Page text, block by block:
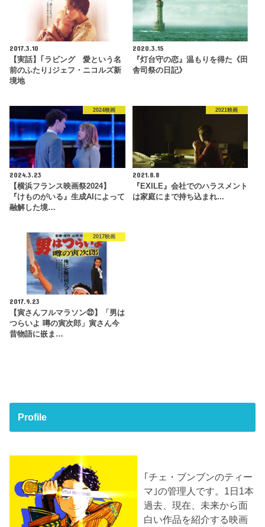
2017.3.10
【実話】｢ラビング 愛という名
前のふたり｣ジェフ・ニコルズ新
境地
2020.3.15
『灯台守の恋』温もりを得た《田
舎司祭の日記》
2024映画
2024.3.23
【横浜フランス映画祭2024】
『けものがいる』生成AIによって
融解した境…
2021映画
2021.8.8
『EXILE』会社でのハラスメント
は家庭にまで持ち込まれ...
2017映画
2017.9.23
【寅さんフルマラソン㉒】「男は
つらいよ 噂の寅次郎」寅さん今
昔物語に嵌ま…
Profile
｢チェ・ブンブンのティー
マ｣の管理人です。1日1本
過去、現在、未来から面
白い作品を紹介する映画